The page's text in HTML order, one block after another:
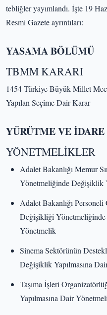
tebliğler yayımlandı. İşte 19
Resmi Gazete ayrıntıları:
YASAMA BÖLÜMÜ
TBMM KARARI
1454 Türkiye Büyük Millet
Yapılan Seçime Dair Karar
YÜRÜTME VE
YÖNETMELİKLER
Adalet Bakanlığı Memur
Yönetmeliğinde Değişiklik
Adalet Bakanlığı
Değişikliği Yönetmeliğinde
Yönetmelik
Sinema Sektörünün
Değişiklik Yapılmasına
Taşıma İşleri
Yapılmasına Dair